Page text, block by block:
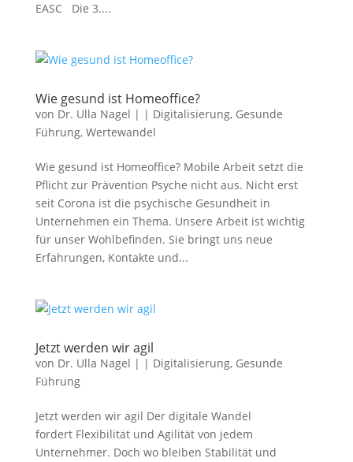
EASC Die 3....
Wie gesund ist Homeoffice?
von Dr. Ulla Nagel | | Digitalisierung, Gesunde
Führung, Wertewandel
Wie gesund ist Homeoffice? Mobile Arbeit setzt die
Pflicht zur Prävention Psyche nicht aus. Nicht erst
seit Corona ist die psychische Gesundheit in
Unternehmen ein Thema. Unsere Arbeit ist wichtig
für unser Wohlbefinden. Sie bringt uns neue
Erfahrungen, Kontakte und...
Jetzt werden wir agil
von Dr. Ulla Nagel | | Digitalisierung, Gesunde
Führung
Jetzt werden wir agil Der digitale Wandel
fordert Flexibilität und Agilität von jedem
Unternehmer. Doch wo bleiben Stabilität und